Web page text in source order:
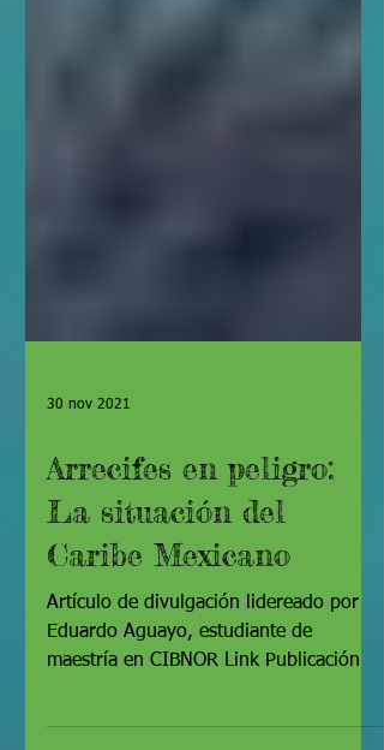
30 nov 2021
Arrecifes en peligro:
La situación del
Caribe Mexicano
Artículo de divulgación lidereado por
maestría en CIBNOR Link Publicación